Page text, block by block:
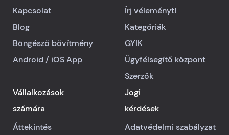
Kapcsolat
Blog
Böngésző bővítmény
Android / iOSApp
Írj véleményt!
Kategóriák
GYIK
Ügyfélsegítő központ
Szerzők
Vállalkozások
számára
Áttekintés
Jogi
kérdések
Adatvédelmi szabályzat